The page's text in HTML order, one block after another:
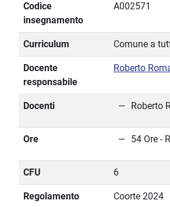
Codice
insegnamento
A002571
Curriculum Comune a
Docente
responsabile
Roberto
Docenti Roberto
Ore 54 Ore -
CFU 6
Regolamento Coorte 2024